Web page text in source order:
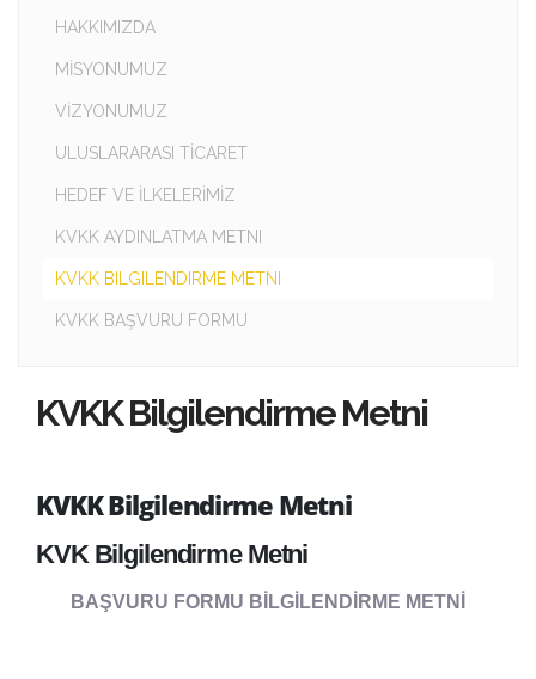
HAKKIMIZDA
MİSYONUMUZ
VİZYONUMUZ
ULUSLARARASI TİCARET
HEDEF VE İLKELERİMİZ
KVKK AYDINLATMA METNI
KVKK BILGILENDIRME METNI
KVKK BAŞVURU FORMU
KVKK Bilgilendirme Metni
KVKK Bilgilendirme Metni
KVK Bilgilendirme Metni
BAŞVURU FORMU BİLGİLENDİRME METNİ